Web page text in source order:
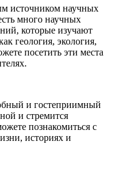
источником научных
много научных
которые изучают
геология, экология,
посетить эти места
и гостеприимный
и стремится
познакомиться с
историях и